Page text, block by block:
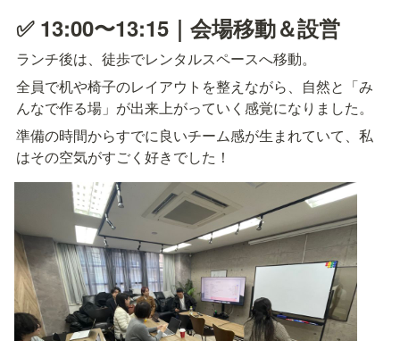
✅ 13:00〜13:15｜会場移動＆設営
ランチ後は、徒歩でレンタルスペースへ移動。
全員で机や椅子のレイアウトを整えながら、自然と「み
んなで作る場」が出来上がっていく感覚になりました。
準備の時間からすでに良いチーム感が生まれていて、私
はその空気がすごく好きでした！